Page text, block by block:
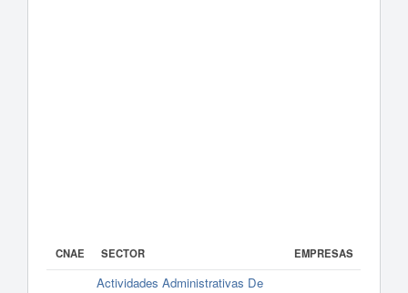
CNAE SECTOR EMPRESAS
Actividades Administrativas De